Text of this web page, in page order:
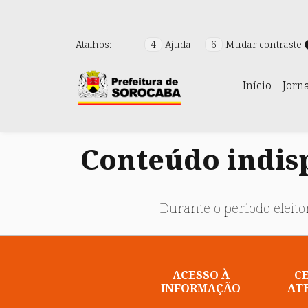
Atalhos: 4 Ajuda 6 Mudar contraste
Início
Conteúdo
Durante o período
ACESSO À
INFORMAÇÃO